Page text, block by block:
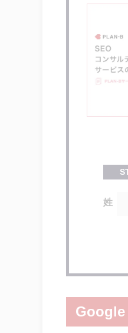
姓
Google